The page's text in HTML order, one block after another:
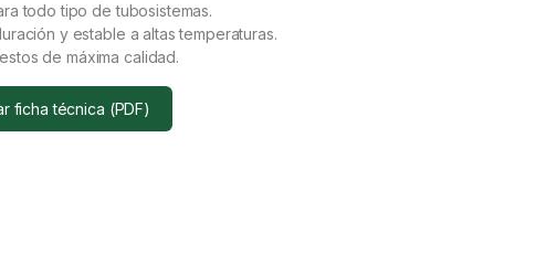
todo tipo de tubosistemas.
y estable a altas temperaturas.
de máxima calidad.
ficha técnica (PDF)